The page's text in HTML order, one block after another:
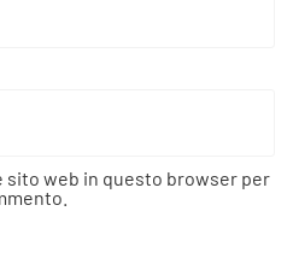
sito web in questo browser per